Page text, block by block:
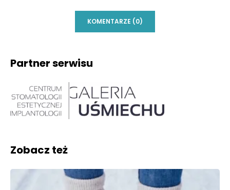
KOMENTARZE (0)
Partner serwisu
Zobacz też